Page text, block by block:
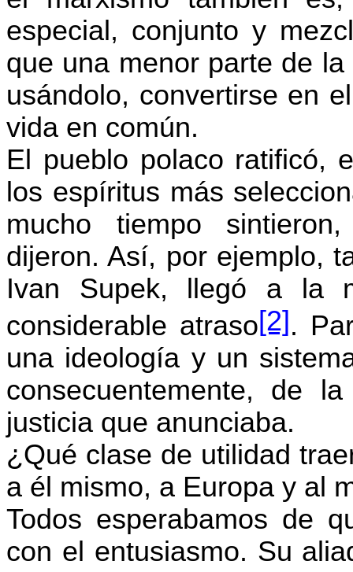
especial, conjunto y
que una menor parte de
usándolo, convertirse en
vida en común.
El pueblo polaco ratificó,
los espíritus más
mucho tiempo
dijeron. Así, por ejemplo,
Ivan Supek, llegó a la
considerable atraso[2].
una ideología y un
consecuentemente, de
justicia que anunciaba.
¿Qué clase de utilidad
a él mismo, a Europa y al
Todos esperabamos de
con el entusiasmo. Su